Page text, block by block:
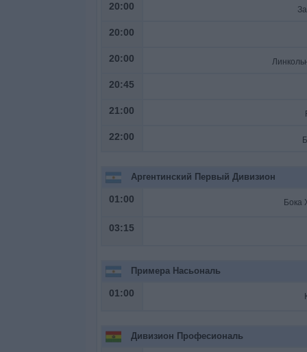
20:00
20:00
20:00
20:45
21:00
22:00
Аргентинский Первый Дивизион
01:00 Бока
03:15
Примера Насьональ
01:00
Дивизион Професиональ